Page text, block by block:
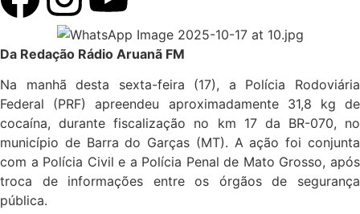
Da Redação Rádio Aruanã FM
Na manhã desta sexta-feira (17), a Polícia Rodoviária
Federal (PRF) apreendeu aproximadamente 31,8 kg de
cocaína, durante fiscalização no km 17 da BR-070, no
município de Barra do Garças (MT). A ação foi conjunta
com a Polícia Civil e a Polícia Penal de Mato Grosso, após
troca de informações entre os órgãos de segurança
pública.